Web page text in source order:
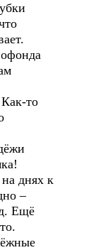
то
днях к
–
Ещё